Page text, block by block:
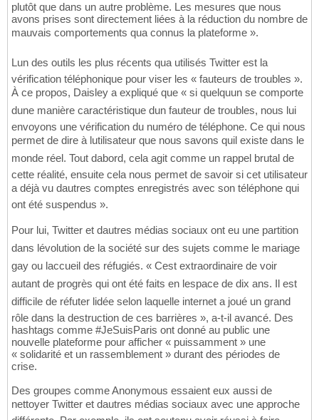
plutôt que dans un autre problème. Les mesures que nous
avons prises sont directement liées à la réduction du nombre de
mauvais comportements qua connus la plateforme ».
Lun des outils les plus récents qua utilisés Twitter est la
vérification téléphonique pour viser les « fauteurs de troubles ».
À ce propos, Daisley a expliqué que « si quelquun se comporte
dune manière caractéristique dun fauteur de troubles, nous lui
envoyons une vérification du numéro de téléphone. Ce qui nous
permet de dire à lutilisateur que nous savons quil existe dans le
monde réel. Tout dabord, cela agit comme un rappel brutal de
cette réalité, ensuite cela nous permet de savoir si cet utilisateur
a déjà vu dautres comptes enregistrés avec son téléphone qui
ont été suspendus ».
Pour lui, Twitter et dautres médias sociaux ont eu une partition
dans lévolution de la société sur des sujets comme le mariage
gay ou laccueil des réfugiés. « Cest extraordinaire de voir
autant de progrès qui ont été faits en lespace de dix ans. Il est
difficile de réfuter lidée selon laquelle internet a joué un grand
rôle dans la destruction de ces barrières », a-t-il avancé. Des
hashtags comme #JeSuisParis ont donné au public une
nouvelle plateforme pour afficher « puissamment » une
« solidarité et un rassemblement » durant des périodes de
crise.
Des groupes comme Anonymous essaient eux aussi de
nettoyer Twitter et dautres médias sociaux avec une approche